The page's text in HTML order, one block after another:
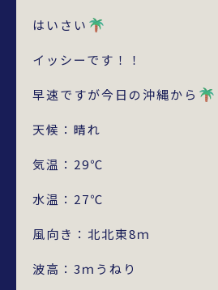
はいさい
イッシーです！！
早速ですが今日の沖縄から
天候：晴れ
気温：29℃
水温：27℃
風向き：北北東8ｍ
波高：3ｍうねり